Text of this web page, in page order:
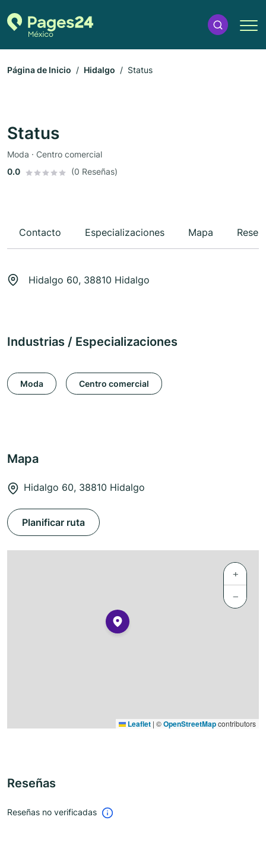
Página de Inicio Hidalgo Status
Status
Moda · Centro comercial
0.0
(0 Reseñas)
Contacto Especializaciones Mapa
Hidalgo 60, 38810 Hidalgo
Industrias / Especializaciones
Moda Centro comercial
Mapa
Hidalgo 60, 38810 Hidalgo
Planificar ruta
+
−
Leaflet | ©OpenStreetMapcontributors
Reseñas
Reseñas no verificadas